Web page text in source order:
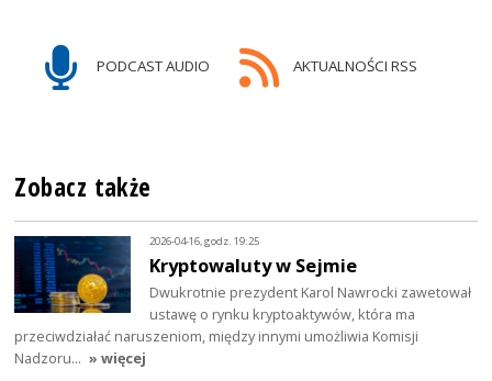
PODCAST AUDIO AKTUALNOŚCI RSS
Zobacz także
2026-04-16, godz. 19:25
Kryptowaluty w Sejmie
Dwukrotnie prezydent Karol Nawrocki zawetował
ustawę o rynku kryptoaktywów, która ma
przeciwdziałać naruszeniom, między innymi umożliwia Komisji
Nadzoru… » więcej